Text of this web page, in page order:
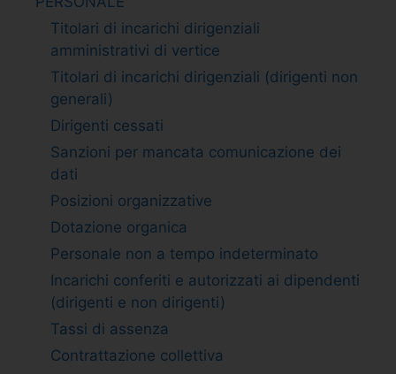
Titolari di incarichi dirigenziali
amministrativi di vertice
Titolari di incarichi dirigenziali (dirigenti non
generali)
Dirigenti cessati
Sanzioni per mancata comunicazione dei
dati
Posizioni organizzative
Dotazione organica
Personale non a tempo indeterminato
Incarichi conferiti e autorizzati ai dipendenti
(dirigenti e non dirigenti)
Tassi di assenza
Contrattazione collettiva